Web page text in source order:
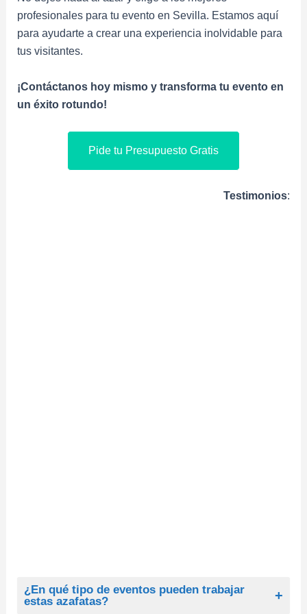
profesionales para tu evento en Sevilla. Estamos aquí
para ayudarte a crear una experiencia inolvidable para
tus visitantes.
¡Contáctanos hoy mismo y transforma tu evento en
un éxito rotundo!
Pide tu Presupuesto Gratis
Testimonios:
¿En qué tipo de eventos pueden trabajar
estas azafatas?